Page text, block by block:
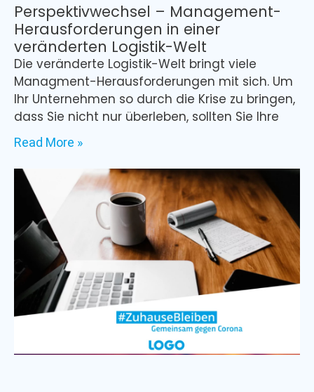
Perspektivwechsel – Management-
Herausforderungen in einer
veränderten Logistik-Welt
Die veränderte Logistik-Welt bringt viele
Managment-Herausforderungen mit sich. Um
Ihr Unternehmen so durch die Krise zu bringen,
dass Sie nicht nur überleben, sollten Sie Ihre
Read More »